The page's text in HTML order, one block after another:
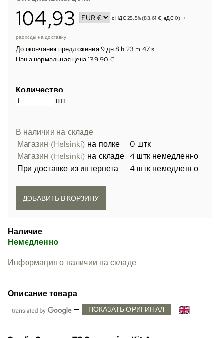
104,93 с НДС 25.5% (83.61 €, нДС 0) +
расходы на доставку
До окончания предложения9 дн 8 h 23 m 46 s
Наша нормальная цена 139,90 €
Количество
шт
В наличии на складе
Магазин (Helsinki) на полке
0 штк
Магазин (Helsinki) на складе 4 штк немедленно
При доставке из интернета
4 штк немедленно
Наличие
Немедленно
Информация о наличии на складе
Описание товара
—
ПОКАЗАТЬ ОРИГИНАЛ